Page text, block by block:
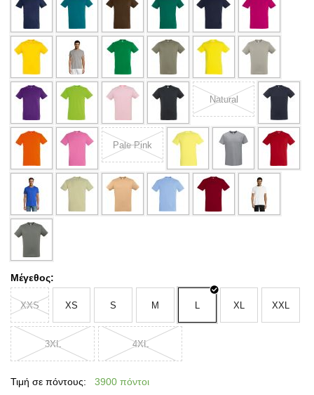
Natural
Pale Pink
Μέγεθος:
XXS XS S M L XL XXL
3XL 4XL
Τιμή σε πόντους:
3900 πόντοι